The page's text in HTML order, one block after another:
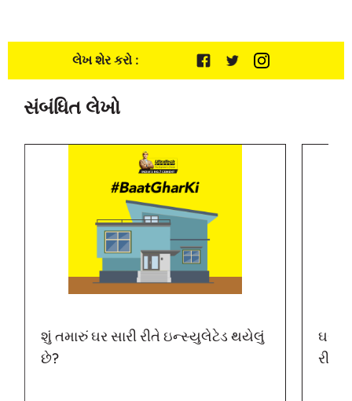
લેખ શેર કરો :
સંબંધિત લેખો
શું તમારું ઘર સારી રીતે ઇન્સ્યુલેટેડ થયેલું
છે?
રીતે